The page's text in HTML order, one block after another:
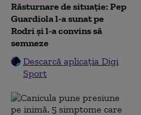
Răsturnare de situație: Pep
Guardiola l-a sunat pe
Rodri și l-a convins să
semneze
Descarcă aplicația Digi
Sport